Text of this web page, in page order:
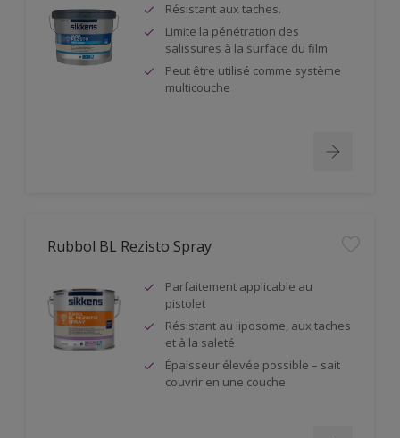
Résistant aux taches.
Limite la pénétration des
salissures à la surface du film
Peut être utilisé comme système
multicouche
Rubbol BL Rezisto Spray
Parfaitement applicable au
pistolet
Résistant au liposome, aux taches
et à la saleté
Épaisseur élevée possible – sait
couvrir en une couche